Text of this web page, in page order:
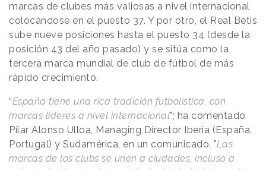
marcas de clubes más valiosas a nivel internacional
colocándose en el puesto 37. Y por otro, el Real Betis
sube nueve posiciones hasta el puesto 34 (desde la
posición 43 del año pasado) y se sitúa como la
tercera marca mundial de club de fútbol de más
rápido crecimiento.
“España tiene una rica tradición futbolística, con
marcas lideres a nivel internacional"; ha comentado
Pilar Alonso Ulloa, Managing Director Iberia (España,
Portugal) y Sudamérica, en un comunicado. "Las
marcas de los clubs se unen a ciudades, incluso a